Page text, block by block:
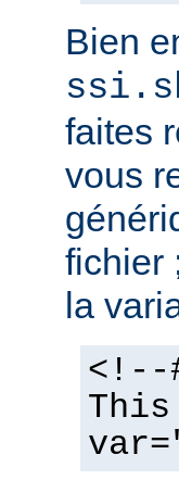
Bien
faites
vous
fichier
la
<!--